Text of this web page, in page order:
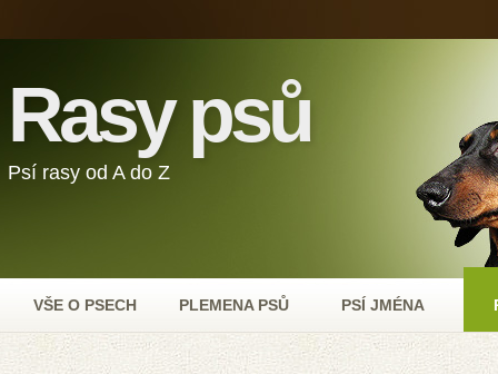
Rasy psů
Psí rasy od A do Z
VŠE O PSECH PLEMENA PSŮ PSÍ JMÉNA